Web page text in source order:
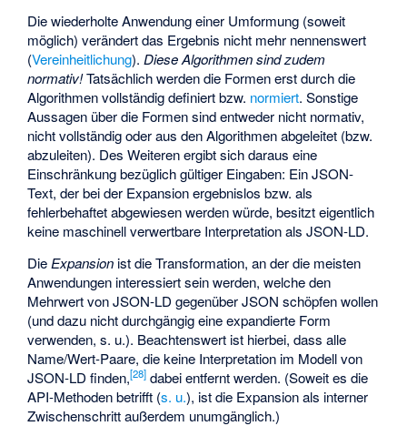
Die wiederholte Anwendung einer Umformung (soweit
möglich) verändert das Ergebnis nicht mehr nennenswert
(Vereinheitlichung).Diese Algorithmen sind zudem
normativ!Tatsächlich werden die Formen erst durch die
Algorithmen vollständig definiert bzw. normiert. Sonstige
Aussagen über die Formen sind entweder nicht normativ,
nicht vollständig oder aus den Algorithmen abgeleitet (bzw.
abzuleiten). Des Weiteren ergibt sich daraus eine
Einschränkung bezüglich gültiger Eingaben: Ein JSON-
Text, der bei der Expansion ergebnislos bzw. als
fehlerbehaftet abgewiesen werden würde, besitzt eigentlich
keine maschinell verwertbare Interpretation als JSON-LD.
Die Expansion ist die Transformation, an der die meisten
Anwendungen interessiert sein werden, welche den
Mehrwert von JSON-LD gegenüber JSON schöpfen wollen
(und dazu nicht durchgängig eine expandierte Form
verwenden, s. u.). Beachtenswert ist hierbei, dass alle
Name/Wert-Paare, die keine Interpretation im Modell von
JSON-LD finden,[28] dabei entfernt werden. (Soweit es die
API-Methoden betrifft (s. u.), ist die Expansion als interner
Zwischenschritt außerdem unumgänglich.)